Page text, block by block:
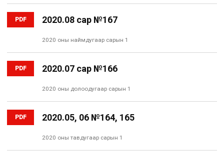
PDF 2020.08 сар №167
2020 оны наймдугаар сарын 1
PDF 2020.07 сар №166
2020 оны долоодугаар сарын 1
PDF 2020.05, 06 №164, 165
2020 оны тавдугаар сарын 1